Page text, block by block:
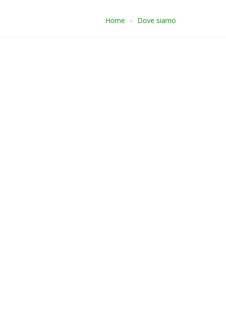
Home Dove siamo